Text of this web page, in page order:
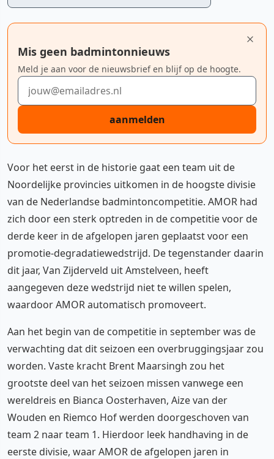
Mis geen badmintonnieuws
Meld je aan voor de nieuwsbrief en blijf op de hoogte.
E-mailadres
aanmelden
Voor het eerst in de historie gaat een team uit de
Noordelijke provincies uitkomen in de hoogste divisie
van de Nederlandse badmintoncompetitie. AMOR had
zich door een sterk optreden in de competitie voor de
derde keer in de afgelopen jaren geplaatst voor een
promotie-degradatiewedstrijd. De tegenstander daarin
dit jaar, Van Zijderveld uit Amstelveen, heeft
aangegeven deze wedstrijd niet te willen spelen,
waardoor AMOR automatisch promoveert.
Aan het begin van de competitie in september was de
verwachting dat dit seizoen een overbruggingsjaar zou
worden. Vaste kracht Brent Maarsingh zou het
grootste deel van het seizoen missen vanwege een
wereldreis en Bianca Oosterhaven, Aize van der
Wouden en Riemco Hof werden doorgeschoven van
team 2 naar team 1. Hierdoor leek handhaving in de
eerste divisie, waar AMOR de afgelopen jaren in